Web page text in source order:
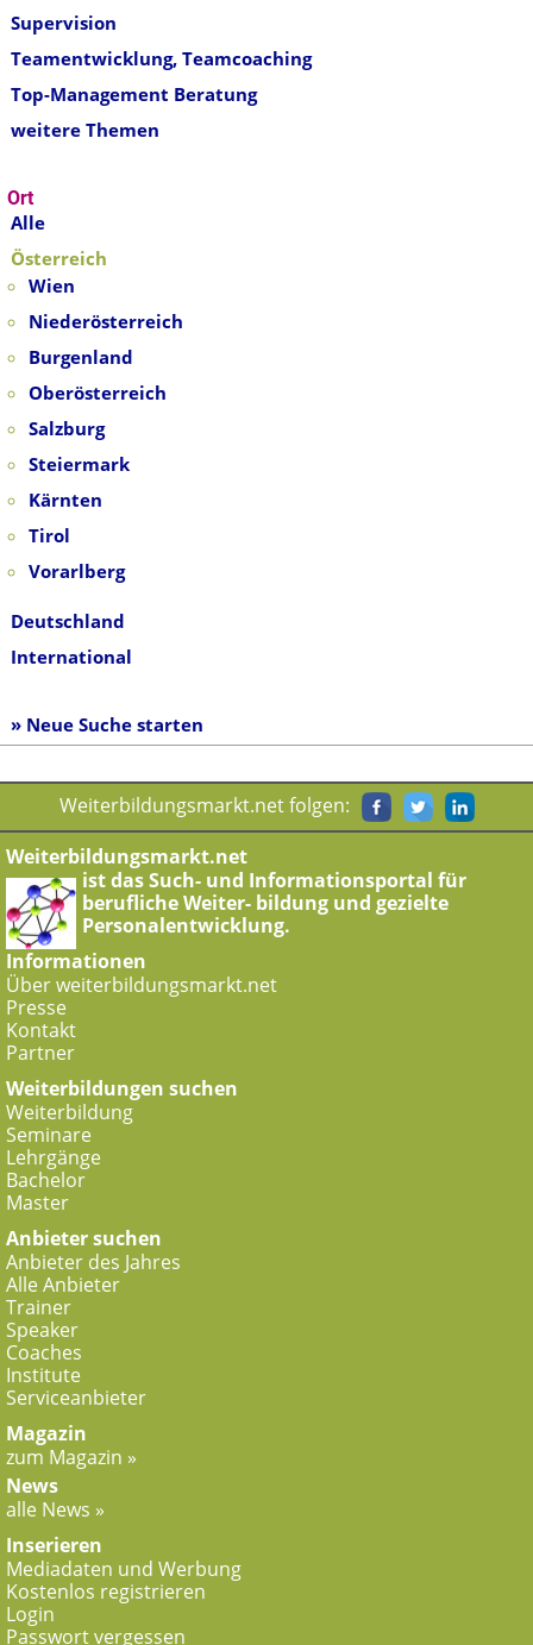
Supervision
Teamentwicklung, Teamcoaching
Top-Management Beratung
weitere Themen
Ort
Alle
Österreich
Wien
Niederösterreich
Burgenland
Oberösterreich
Salzburg
Steiermark
Kärnten
Tirol
Vorarlberg
Deutschland
International
» Neue Suche starten
Weiterbildungsmarkt.net folgen:
Weiterbildungsmarkt.net
ist das Such- und Informationsportal für
berufliche Weiter- bildung und gezielte
Personalentwicklung.
Informationen
Über weiterbildungsmarkt.net
Presse
Kontakt
Partner
Weiterbildungen suchen
Weiterbildung
Seminare
Lehrgänge
Bachelor
Master
Anbieter suchen
Anbieter des Jahres
Alle Anbieter
Trainer
Speaker
Coaches
Institute
Serviceanbieter
Magazin
zum Magazin »
News
alle News »
Inserieren
Mediadaten und Werbung
Kostenlos registrieren
Login
Passwort vergessen